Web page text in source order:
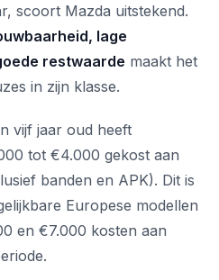
scoort Mazda uitstekend.
lage
restwaarde maakt het
in zijn klasse.
vijf jaar oud heeft
tot €4.000 gekost aan
banden en APK). Dit is
Europese modellen
en €7.000 kosten aan